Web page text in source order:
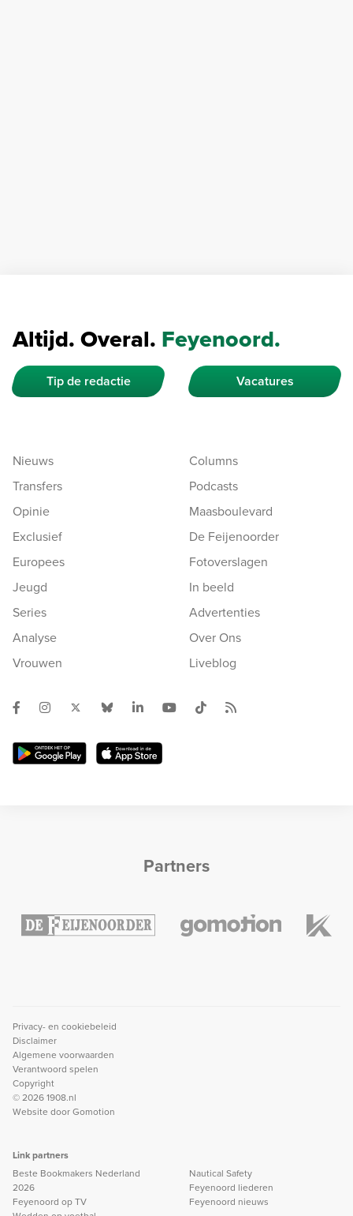
Altijd. Overal. Feyenoord.
Tip de redactie Vacatures
Nieuws
Transfers
Opinie
Exclusief
Europees
Jeugd
Series
Analyse
Vrouwen
Columns
Podcasts
Maasboulevard
De Feijenoorder
Fotoverslagen
In beeld
Advertenties
Over Ons
Liveblog
Partners
Privacy- en cookiebeleid
Disclaimer
Algemene voorwaarden
Verantwoord spelen
Copyright
© 2026 1908.nl
Website doorGomotion
Link partners
Beste Bookmakers Nederland
2026
Feyenoord op TV
Nautical Safety
Feyenoord liederen
Feyenoord nieuws